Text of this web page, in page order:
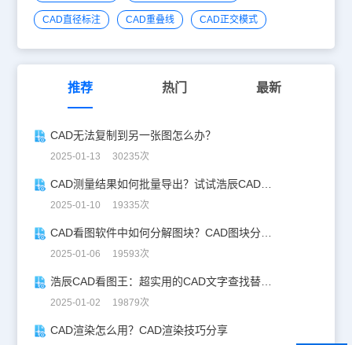
CAD直径标注 CAD重叠线 CAD正交模式
推荐 热门 最新
CAD无法复制到另一张图怎么办？
2025-01-13 30235次
CAD测量结果如何批量导出？试试浩辰CAD看图王！
2025-01-10 19335次
CAD看图软件中如何分解图块？CAD图块分解详解！
2025-01-06 19593次
浩辰CAD看图王：超实用的CAD文字查找替换技巧分享！
2025-01-02 19879次
CAD渲染怎么用？CAD渲染技巧分享